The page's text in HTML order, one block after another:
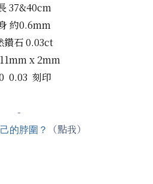
37&40cm
約0.6mm
鑽石 0.03ct
mm x 2mm
0.03 刻印
-
的脖圍？ （點我）